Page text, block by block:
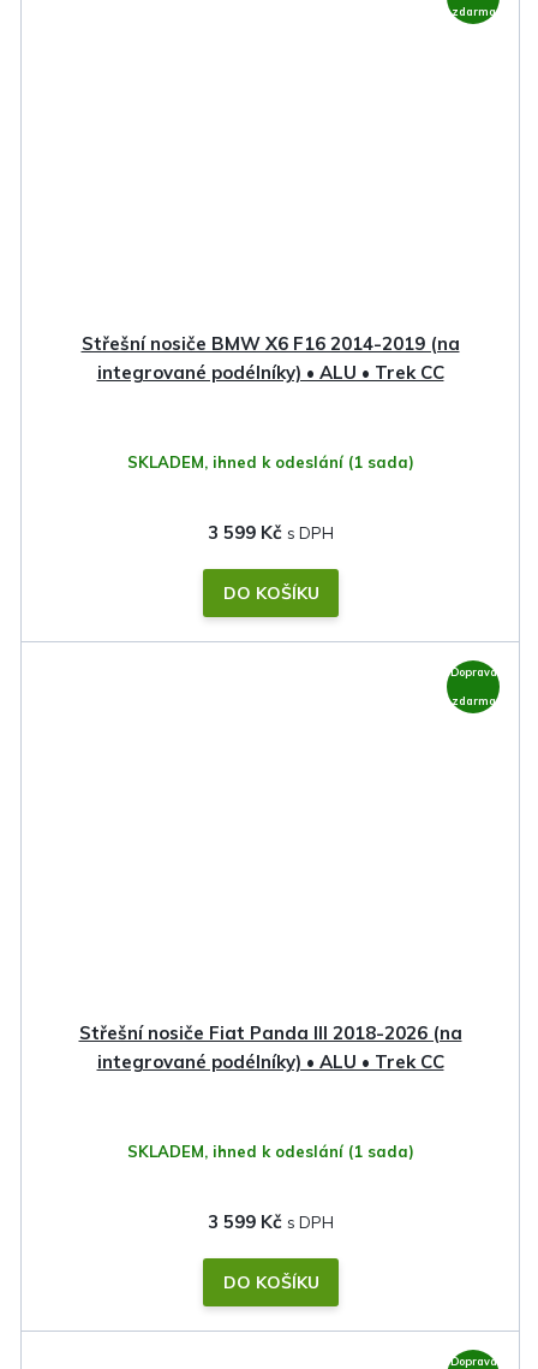
zdarma
Střešní nosiče BMW X6 F16 2014-2019 (na
integrované podélníky) • ALU • Trek CC
SKLADEM, ihned k odeslání (1 sada)
3 599 Kč
DO KOŠÍKU
Doprava
zdarma
Střešní nosiče Fiat Panda III 2018-2026 (na
integrované podélníky) • ALU • Trek CC
SKLADEM, ihned k odeslání (1 sada)
3 599 Kč
DO KOŠÍKU
Doprava